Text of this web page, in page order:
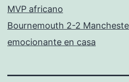
MVP africano
Bournemouth 2-2
emocionante en casa